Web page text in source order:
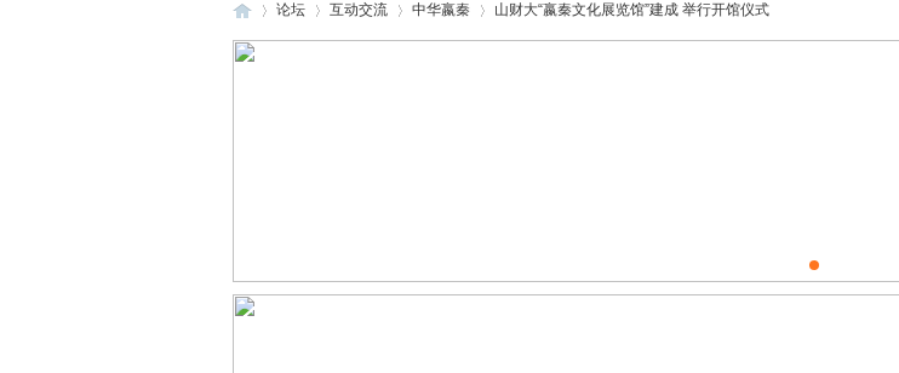
论坛 互动交流 中华嬴秦 山财大“嬴秦文化展览馆”建成 举行开馆仪式